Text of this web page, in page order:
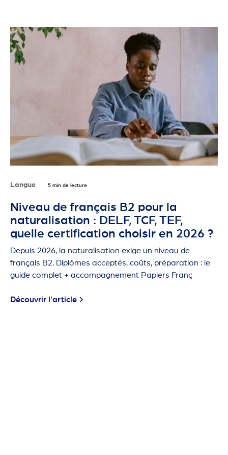
Langue 5 min de lecture
Niveau de français B2 pour la
naturalisation : DELF, TCF, TEF,
quelle certification choisir en 2026 ?
Depuis 2026, la naturalisation exige un niveau de
français B2. Diplômes acceptés, coûts, préparation : le
guide complet + accompagnement Papiers Franç
Découvrir l'article